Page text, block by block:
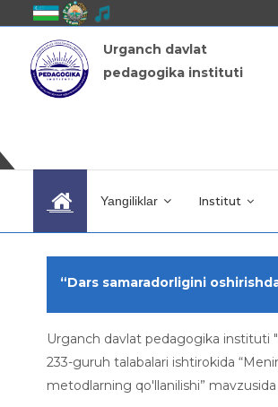
Urganch davlat
pedagogika instituti
Yangiliklar Institut
“Dars samaradorligini
Urganch davlat pedagogika instituti
233-guruh talabalari ishtirokida
metodlarning qo'llanilishi”